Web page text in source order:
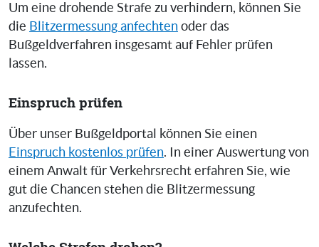
Um eine drohende Strafe zu verhindern, können Sie
die Blitzermessung anfechten oder das
Bußgeldverfahren insgesamt auf Fehler prüfen
lassen.
Einspruch prüfen
Über unser Bußgeldportal können Sie einen
Einspruch kostenlos prüfen. In einer Auswertung von
einem Anwalt für Verkehrsrecht erfahren Sie, wie
gut die Chancen stehen die Blitzermessung
anzufechten.